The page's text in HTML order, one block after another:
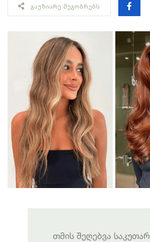
ᲒᲐᲣᲖᲘᲐᲠᲔ ᲛᲔᲒᲝᲑᲠᲔᲑᲡ
თმის შეღებვა საკუთარ